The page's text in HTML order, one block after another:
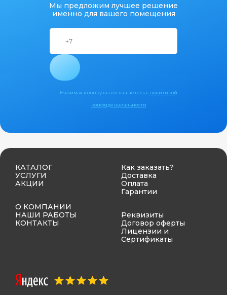
Мы предложим лучшее решение
именно для вашего помещения
Нажимая кнопку вы соглашаетесь с политикой
конфиденциальности
КАТАЛОГ
УСЛУГИ
АКЦИИ
О КОМПАНИИ
НАШИ РАБОТЫ
КОНТАКТЫ
Как заказать?
Доставка
Оплата
Гарантии
Реквизиты
Договор оферты
Лицензии и
Сертификаты